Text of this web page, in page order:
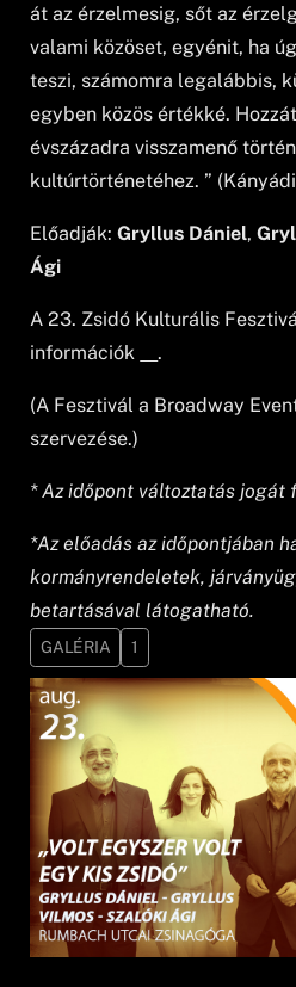
át az érzelmesig, sőt az
valami közöset, egyénit, ha
teszi, számomra legalábbis,
egyben közös értékké.
évszázadra visszamenő
kultúrtörténetéhez. ”
Előadják:Gryllus Dániel,
Ági
A 23. Zsidó Kulturális
információk
itt.
(A Fesztivál a Broadway
szervezése.)
* Az időpont változtatás jogát
*Az előadás az időpontjában
kormányrendeletek,
betartásával látogatható.
GALÉRIA 1